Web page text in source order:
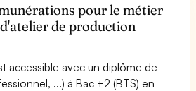
pour le métier
de production
accessible avec un diplôme de
...) à Bac +2 (BTS) en